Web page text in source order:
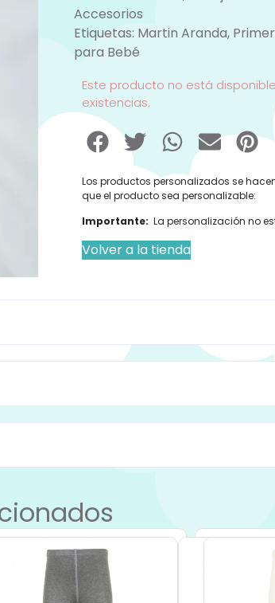
Accesorios
Etiquetas: Martin Aranda,
para Bebé
Este producto no está
existencias.
Los productos personalizados se
que el producto sea personalizable:
Importante: La personalización no
Volver a la tienda